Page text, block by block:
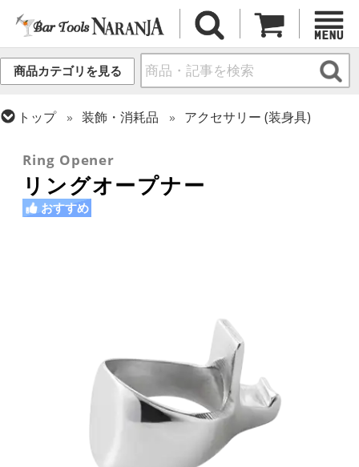
商品カテゴリを見る
トップ 装飾・消耗品
アクセサリー (装身具)
Ring Opener
リングオープナー
おすすめ